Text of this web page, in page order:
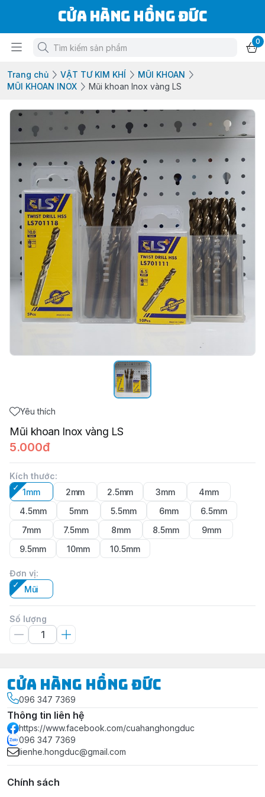
Cửa Hàng Hồng Đức
0
Trang chủ VẬT TƯ KIM KHÍ
MŨI KHOAN
MŨI KHOAN INOX
Mũi khoan Inox vàng LS
Yêu thích
Mũi khoan Inox vàng LS
5.000đ
Kích thước:
1mm
2mm 2.5mm 3mm
4mm
4.5mm
5mm 5.5mm 6mm
6.5mm
7mm
7.5mm 8mm 8.5mm
9mm
9.5mm
10mm 10.5mm
Đơn vị:
Mũi
Số lượng
Cửa Hàng Hồng Đức
096 347 7369
Thông tin liên hệ
https://www.facebook.com/cuahanghongduc
096 347 7369
lienhe.hongduc@gmail.com
Chính sách